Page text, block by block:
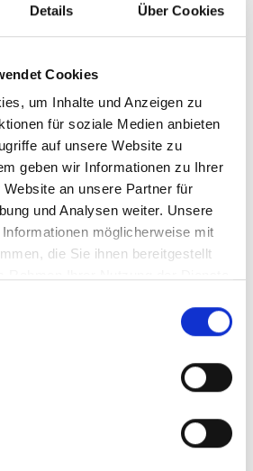
Details Über Cookies
Cookies
um Inhalte und Anzeigen zu
für soziale Medien anbieten
auf unsere Website zu
geben wir Informationen zu Ihrer
an unsere Partner für
und Analysen weiter. Unsere
möglicherweise mit
die Sie ihnen bereitgestellt
PRODUKTE
Jacke Meenzer